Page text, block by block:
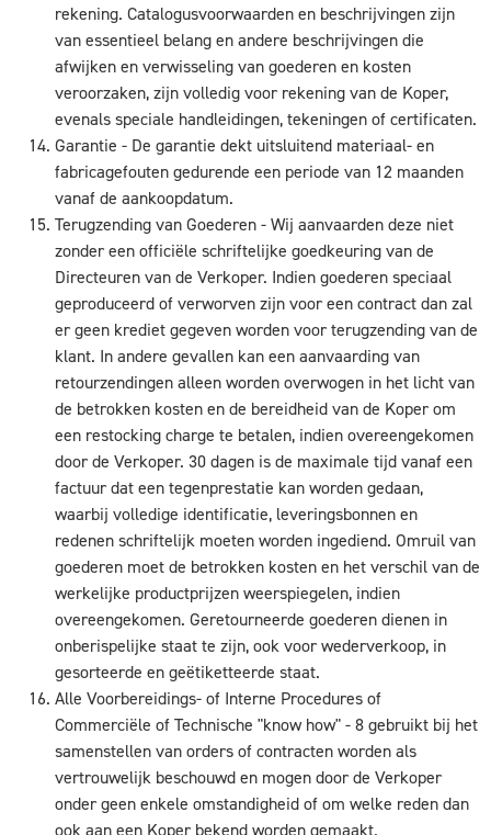
rekening. Catalogusvoorwaarden en beschrijvingen zijn
van essentieel belang en andere beschrijvingen die
afwijken en verwisseling van goederen en kosten
veroorzaken, zijn volledig voor rekening van de Koper,
evenals speciale handleidingen, tekeningen of certificaten.
Garantie - De garantie dekt uitsluitend materiaal- en
fabricagefouten gedurende een periode van 12 maanden
vanaf de aankoopdatum.
Terugzending van Goederen - Wij aanvaarden deze niet
zonder een officiële schriftelijke goedkeuring van de
Directeuren van de Verkoper. Indien goederen speciaal
geproduceerd of verworven zijn voor een contract dan zal
er geen krediet gegeven worden voor terugzending van de
klant. In andere gevallen kan een aanvaarding van
retourzendingen alleen worden overwogen in het licht van
de betrokken kosten en de bereidheid van de Koper om
een restocking charge te betalen, indien overeengekomen
door de Verkoper. 30 dagen is de maximale tijd vanaf een
factuur dat een tegenprestatie kan worden gedaan,
waarbij volledige identificatie, leveringsbonnen en
redenen schriftelijk moeten worden ingediend. Omruil van
goederen moet de betrokken kosten en het verschil van de
werkelijke productprijzen weerspiegelen, indien
overeengekomen. Geretourneerde goederen dienen in
onberispelijke staat te zijn, ook voor wederverkoop, in
gesorteerde en geëtiketteerde staat.
Alle Voorbereidings- of Interne Procedures of
Commerciële of Technische "know how" - 8 gebruikt bij het
samenstellen van orders of contracten worden als
vertrouwelijk beschouwd en mogen door de Verkoper
onder geen enkele omstandigheid of om welke reden dan
ook aan een Koper bekend worden gemaakt.